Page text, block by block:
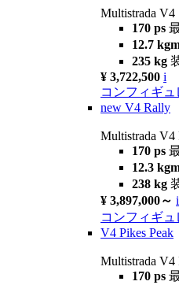
Multistrada V4
170 ps
12.7
235 kg
¥ 3,722,500 i
コンフィギ
new V4 Rally
Multistrada V4
170 ps
12.3
238 kg
¥ 3,897,000～ i
コンフィギ
V4 Pikes Peak
Multistrada V4
170 ps